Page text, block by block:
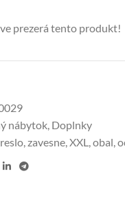
prezerá tento produkt!
nábytok, Doplnky
,zavesne,XXL,obal,